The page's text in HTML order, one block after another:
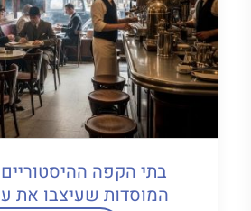
בתי הקפה
המוסדות שעיצבו את